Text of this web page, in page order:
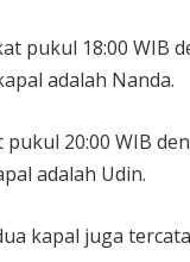
pukul 18:00
adalah Nanda.
20:00 WIB
adalah Udin.
kapal juga